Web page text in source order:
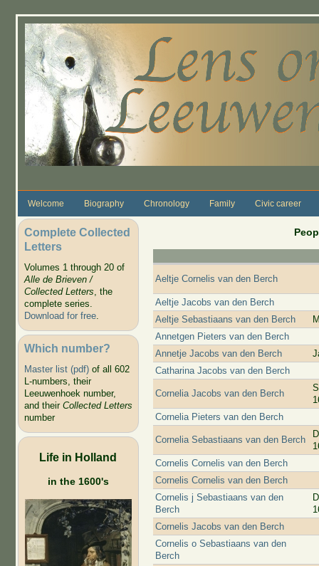
Welcome Biography Chronology Family Civic career
Complete Collected
Letters
Volumes 1 through 20 of
Alle de Brieven /
Collected Letters, the
complete series.
Download for free.
Which number?
Master list (pdf)of all 602
L-numbers, their
Leeuwenhoek number,
and their Collected Letters
number
Life in Holland
in the 1600's
Aeltje Cornelis van den Berch
Aeltje Jacobs van den Berch
Aeltje Sebastiaans van den Berch
Annetgen Pieters van den Berch
Annetje Jacobs van den Berch
Catharina Jacobs van den Berch
Cornelia Jacobs van den Berch
Cornelia Pieters van den Berch
Cornelia Sebastiaans van den Berch
Cornelis Cornelis van den Berch
Cornelis Cornelis van den Berch
Cornelis j Sebastiaans van den
Berch
Cornelis Jacobs van den Berch
Cornelis o Sebastiaans van den
Berch